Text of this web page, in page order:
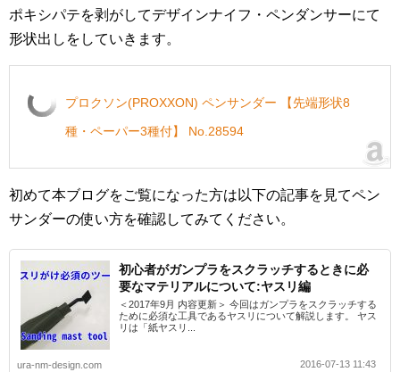
ポキシパテを剥がしてデザインナイフ・ペンダンサーにて
形状出しをしていきます。
プロクソン(PROXXON) ペンサンダー 【先端形状8
種・ペーパー3種付】 No.28594
初めて本ブログをご覧になった方は以下の記事を見てペン
サンダーの使い方を確認してみてください。
初心者がガンプラをスクラッチするときに必
要なマテリアルについて:ヤスリ編
＜2017年9月 内容更新＞ 今回はガンプラをスクラッチする
ために必須な工具であるヤスリについて解説します。 ヤス
リは「紙ヤスリ...
ura-nm-design.com 2016-07-13 11:43